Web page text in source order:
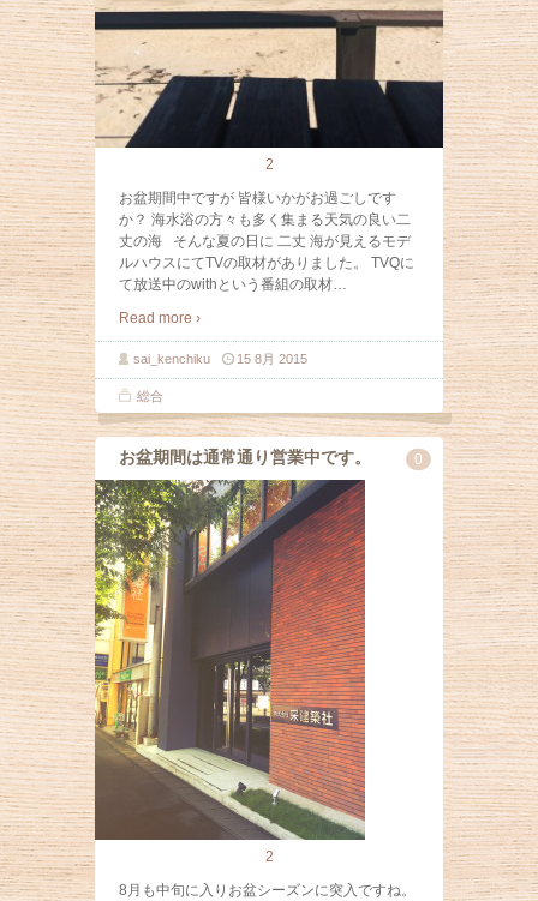
2
お盆期間中ですが 皆様いかがお過ごしです
か？ 海水浴の方々も多く集まる天気の良い二
丈の海 そんな夏の日に 二丈 海が見えるモデ
ルハウスにてTVの取材がありました。 TVQに
て放送中のwithという番組の取材…
Read more ›
sai_kenchiku 15 8月 2015
総合
お盆期間は通常通り営業中です。 0
2
8月も中旬に入りお盆シーズンに突入ですね。